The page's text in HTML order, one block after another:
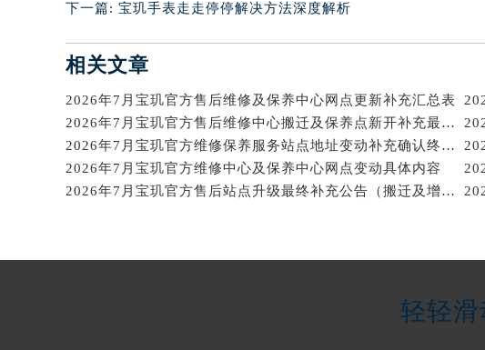
北京市朝阳区建国门外大街甲6号华熙国际中心
北京市东城区东长安街1号王府井东方广场W3座
内蒙古自治区阿拉善盟市左旗土尔扈特大街宝玑
内蒙古自治区巴彦淖尔市临河区新华街宝玑售后
内蒙古自治区包头市青山区幸福路甲3号王府井
内蒙古自治区赤峰市红山区哈达街宝玑售后服务
内蒙古自治区鄂尔多斯市东胜区伊金霍洛街宝玑
内蒙古自治区乌兰察布市集宁区恩和大街宝玑售
内蒙古自治区锡林郭勒盟市锡林浩特市光明街
内蒙古自治区兴安盟市乌兰浩特市兴安大街宝玑
下一篇: 宝玑手表走走停停解决方法深度解析
相关文章
2026年7月宝玑官方售后维修及保养中心网点更新补充汇总表
2026年7月宝玑官方售后维修中心搬迁及保养点新开补充最终通知确认
2026年7月宝玑官方维修保养服务站点地址变动补充确认终稿文件
2026年7月宝玑官方维修中心及保养中心网点变动具体内容
2026年7月宝玑官方售后站点升级最终补充公告（搬迁及增设）
轻轻